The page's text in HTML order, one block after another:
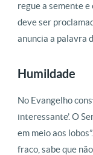
regue a semente
deve ser
anuncia a palavra
Humildade
No Evangelho
interessante’. O
em meio aos
fraco, sabe que